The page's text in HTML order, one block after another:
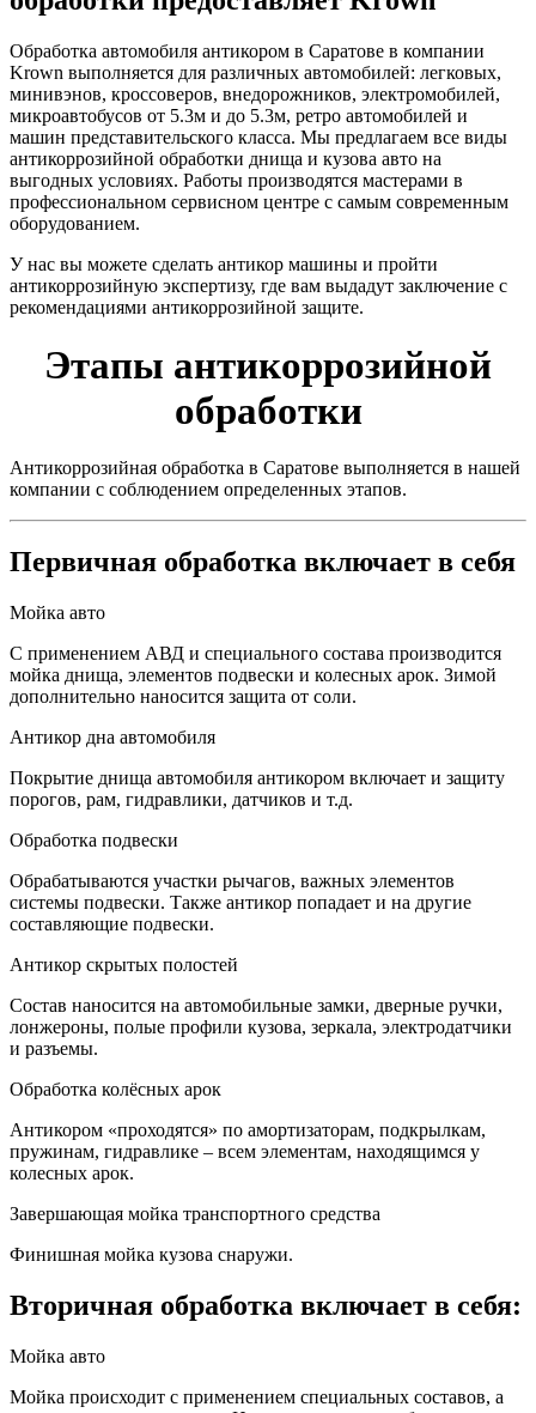
Обработка автомобиля антикором в Саратове в компании
Krown выполняется для различных автомобилей: легковых,
минивэнов, кроссоверов, внедорожников, электромобилей,
микроавтобусов от 5.3м и до 5.3м, ретро автомобилей и
машин представительского класса. Мы предлагаем все виды
антикоррозийной обработки днища и кузова авто на
выгодных условиях. Работы производятся мастерами в
профессиональном сервисном центре с самым современным
оборудованием.
У нас вы можете сделать антикор машины и пройти
антикоррозийную экспертизу, где вам выдадут заключение с
рекомендациями антикоррозийной защите.
Этапы антикоррозийной
обработки
Антикоррозийная обработка в Саратове выполняется в нашей
компании с соблюдением определенных этапов.
Первичная обработка включает в себя
Мойка авто
С применением АВД и специального состава производится
мойка днища, элементов подвески и колесных арок. Зимой
дополнительно наносится защита от соли.
Антикор дна автомобиля
Покрытие днища автомобиля антикором включает и защиту
порогов, рам, гидравлики, датчиков и т.д.
Обработка подвески
Обрабатываются участки рычагов, важных элементов
системы подвески. Также антикор попадает и на другие
составляющие подвески.
Антикор скрытых полостей
Состав наносится на автомобильные замки, дверные ручки,
лонжероны, полые профили кузова, зеркала, электродатчики
и разъемы.
Обработка колёсных арок
Антикором «проходятся» по амортизаторам, подкрылкам,
пружинам, гидравлике – всем элементам, находящимся у
колесных арок.
Завершающая мойка транспортного средства
Финишная мойка кузова снаружи.
Вторичная обработка включает в себя:
Мойка авто
Мойка происходит с применением специальных составов, а